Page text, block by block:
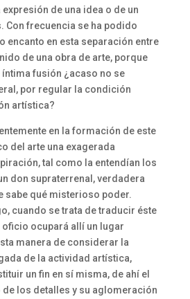
de una idea o de un
Con frecuencia se ha podido
encanto en esta separación entre
de una obra de arte, porque
fusión ¿acaso no se
por regular la condición
artística?
en la formación de este
del arte una exagerada
tal como la entendían los
don supraterrenal, verdadera
sabe qué misterioso poder.
cuando se trata de traducir éste
oficio ocupará allí un lugar
manera de considerar la
de la actividad artística,
un fin en sí misma, de ahí el
los detalles y su aglomeración